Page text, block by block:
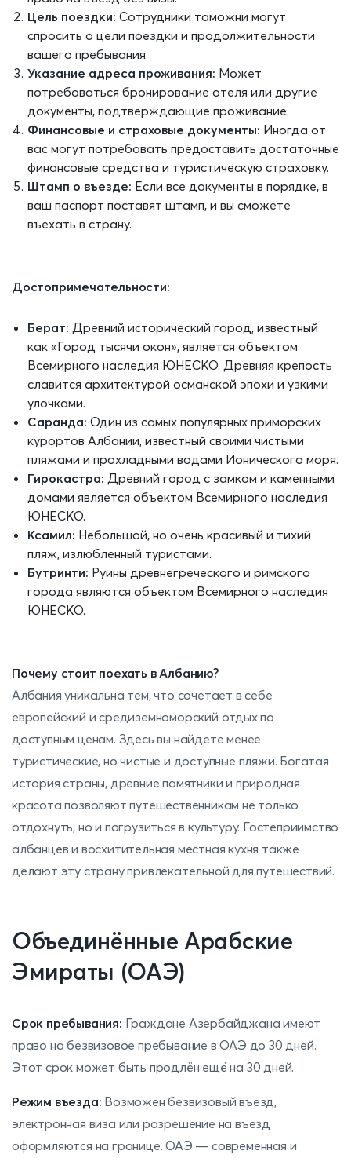
Цель поездки: Сотрудники таможни могут
спросить о цели поездки и продолжительности
вашего пребывания.
Указание адреса проживания: Может
потребоваться бронирование отеля или другие
документы, подтверждающие проживание.
Финансовые и страховые документы: Иногда от
вас могут потребовать предоставить достаточные
финансовые средства и туристическую страховку.
Штамп о въезде: Если все документы в порядке, в
ваш паспорт поставят штамп, и вы сможете
въехать в страну.
Достопримечательности:
Берат: Древний исторический город, известный
как «Город тысячи окон», является объектом
Всемирного наследия ЮНЕСКО. Древняя крепость
славится архитектурой османской эпохи и узкими
улочками.
Саранда: Один из самых популярных приморских
курортов Албании, известный своими чистыми
пляжами и прохладными водами Ионического моря.
Гирокастра: Древний город с замком и каменными
домами является объектом Всемирного наследия
ЮНЕСКО.
Ксамил: Небольшой, но очень красивый и тихий
пляж, излюбленный туристами.
Бутринти: Руины древнегреческого и римского
города являются объектом Всемирного наследия
ЮНЕСКО.
Почему стоит поехать в Албанию?
Албания уникальна тем, что сочетает в себе
европейский и средиземноморский отдых по
доступным ценам. Здесь вы найдете менее
туристические, но чистые и доступные пляжи. Богатая
история страны, древние памятники и природная
красота позволяют путешественникам не только
отдохнуть, но и погрузиться в культуру. Гостеприимство
албанцев и восхитительная местная кухня также
делают эту страну привлекательной для путешествий.
Объединённые Арабские
Эмираты (ОАЭ)
Срок пребывания: Граждане Азербайджана имеют
право на безвизовое пребывание в ОАЭ до 30 дней.
Этот срок может быть продлён ещё на 30 дней.
Режим въезда: Возможен безвизовый въезд,
электронная виза или разрешение на въезд
оформляются на границе. ОАЭ — современная и